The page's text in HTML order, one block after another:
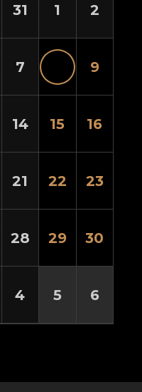
31 1 2
7 9
14 15 16
21 22 23
28 29 30
4 5 6